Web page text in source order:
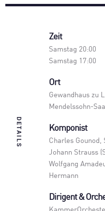
DETAILS
Zeit
Samstag 20:00
Samstag 17:00
Ort
Gewandhaus zu
Mendelssohn-
Komponist
Charles Gounod,
Johann Strauss
Wolfgang
Hermann
Dirigent &